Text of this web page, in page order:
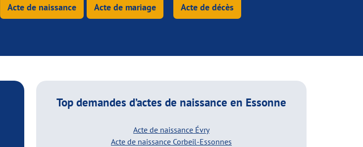
Acte de naissance Acte de mariage Acte de décès
Top demandes d’actes de naissance en Essonne
Acte de naissance Évry
Acte de naissance Corbeil-Essonnes